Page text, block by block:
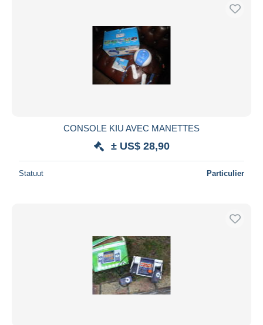
CONSOLE KIU AVEC MANETTES
± US$ 28,90
Statuut Particulier